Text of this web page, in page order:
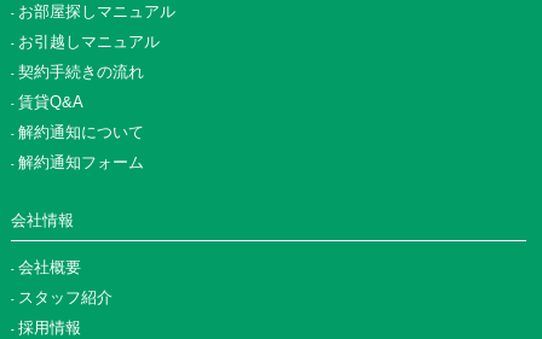
お部屋探しマニュアル
お引越しマニュアル
契約手続きの流れ
賃貸Q&A
解約通知について
解約通知フォーム
会社情報
会社概要
スタッフ紹介
採用情報